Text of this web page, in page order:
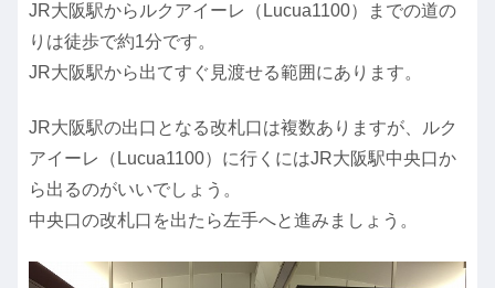
JR大阪駅からルクアイーレ（Lucua1100）までの道の
りは徒歩で約1分です。
JR大阪駅から出てすぐ見渡せる範囲にあります。
JR大阪駅の出口となる改札口は複数ありますが、ルク
アイーレ（Lucua1100）に行くにはJR大阪駅中央口か
ら出るのがいいでしょう。
中央口の改札口を出たら左手へと進みましょう。